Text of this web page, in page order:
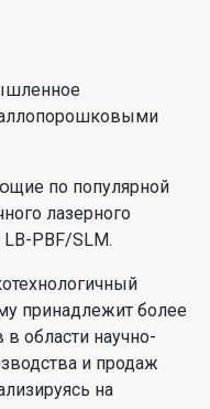
по популярной
лазерного
PBF/SLM.
принадлежит более
области научно-
и продаж
на